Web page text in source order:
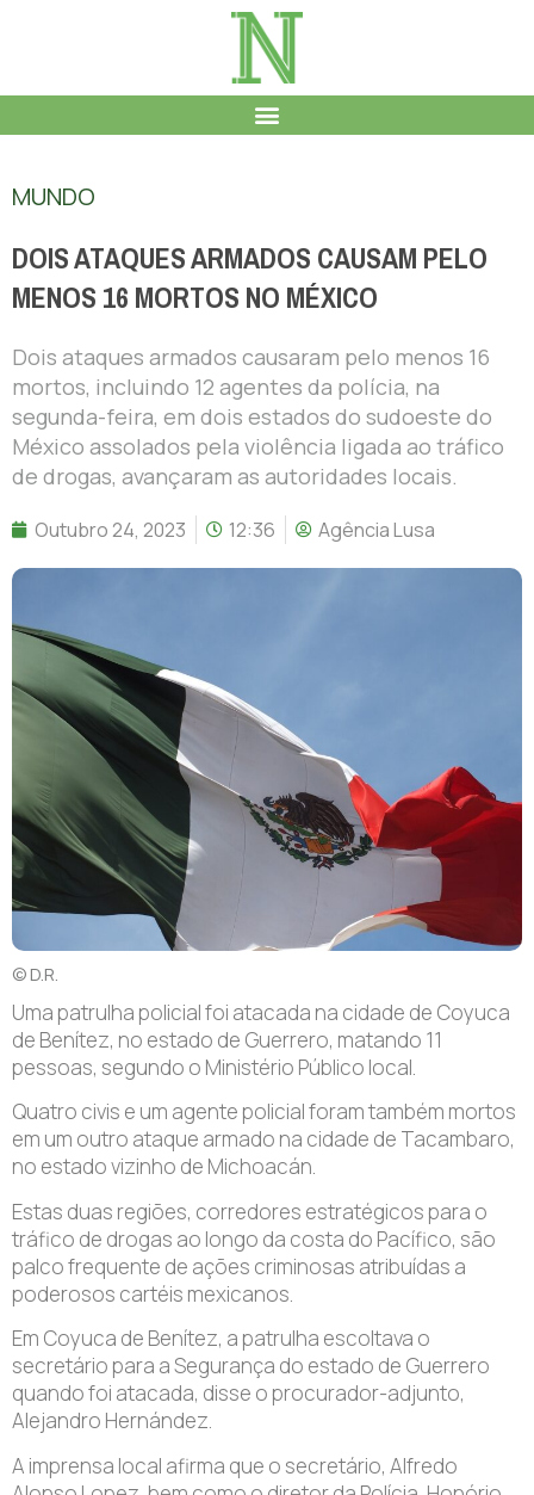
MUNDO
DOIS ATAQUES ARMADOS CAUSAM PELO
MENOS 16 MORTOS NO MÉXICO
Dois ataques armados causaram pelo menos 16
mortos, incluindo 12 agentes da polícia, na
segunda-feira, em dois estados do sudoeste do
México assolados pela violência ligada ao tráfico
de drogas, avançaram as autoridades locais.
Outubro 24, 2023 12:36 Agência Lusa
© D.R.
Uma patrulha policial foi atacada na cidade de Coyuca
de Benítez, no estado de Guerrero, matando 11
pessoas, segundo o Ministério Público local.
Quatro civis e um agente policial foram também mortos
em um outro ataque armado na cidade de Tacambaro,
no estado vizinho de Michoacán.
Estas duas regiões, corredores estratégicos para o
tráfico de drogas ao longo da costa do Pacífico, são
palco frequente de ações criminosas atribuídas a
poderosos cartéis mexicanos.
Em Coyuca de Benítez, a patrulha escoltava o
secretário para a Segurança do estado de Guerrero
quando foi atacada, disse o procurador-adjunto,
Alejandro Hernández.
A imprensa local afirma que o secretário, Alfredo